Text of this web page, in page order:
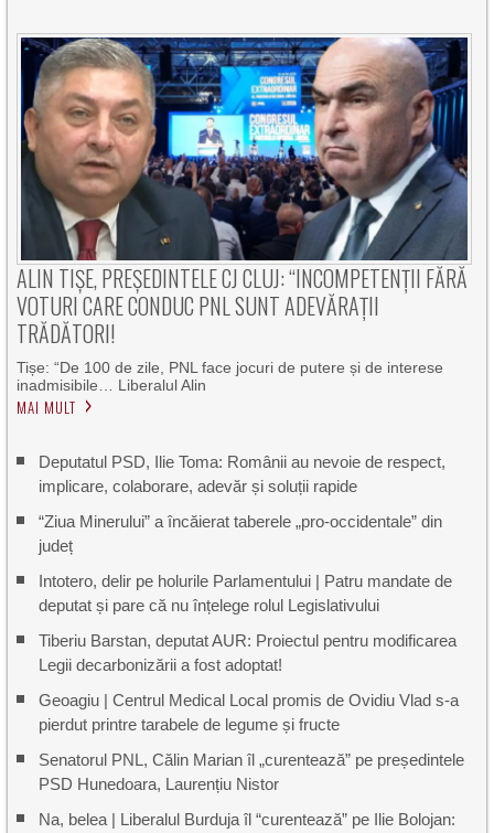
ALIN TIȘE, PREȘEDINTELE CJ CLUJ: “INCOMPETENȚII FĂRĂ
VOTURI CARE CONDUC PNL SUNT ADEVĂRAȚII
TRĂDĂTORI!
Tișe: “De 100 de zile, PNL face jocuri de putere și de interese
inadmisibile… Liberalul Alin
MAI MULT
Deputatul PSD, Ilie Toma: Românii au nevoie de respect,
implicare, colaborare, adevăr și soluții rapide
“Ziua Minerului” a încăierat taberele „pro-occidentale” din
județ
Intotero, delir pe holurile Parlamentului | Patru mandate de
deputat și pare că nu înțelege rolul Legislativului
Tiberiu Barstan, deputat AUR: Proiectul pentru modificarea
Legii decarbonizării a fost adoptat!
Geoagiu | Centrul Medical Local promis de Ovidiu Vlad s-a
pierdut printre tarabele de legume și fructe
Senatorul PNL, Călin Marian îl „curentează” pe președintele
PSD Hunedoara, Laurențiu Nistor
Na, belea | Liberalul Burduja îl “curentează” pe Ilie Bolojan: